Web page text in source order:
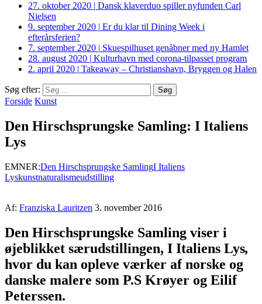
27. oktober 2020 | Dansk klaverduo spiller nyfunden Carl
Nielsen
9. september 2020 | Er du klar til Dining Week i
efterårsferien?
7. september 2020 | Skuespilhuset genåbner med ny Hamlet
28. august 2020 | Kulturhavn med corona-tilpasset program
2. april 2020 | Takeaway – Christianshavn, Bryggen og Halen
Søg efter:
Forside Kunst
Den Hirschsprungske Samling: I Italiens
Lys
EMNER:Den Hirschsprungske SamlingI Italiens
Lyskunstnaturalismeudstilling
Af: Franziska Lauritzen 3. november 2016
Den Hirschsprungske Samling viser i
øjeblikket særudstillingen, I Italiens Lys,
hvor du kan opleve værker af norske og
danske malere som P.S Krøyer og Eilif
Peterssen.